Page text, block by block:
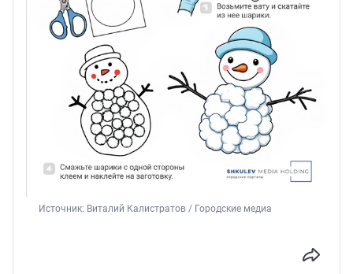
Источник: Виталий Калистратов / Городские медиа